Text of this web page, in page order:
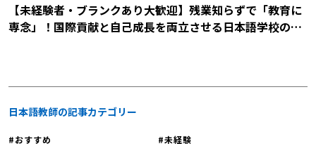
【未経験者・ブランクあり大歓迎】残業知らずで「教育に
専念」！国際貢献と自己成長を両立させる日本語学校の説
日本語教師の記事カテゴリー
おすすめ
未経験